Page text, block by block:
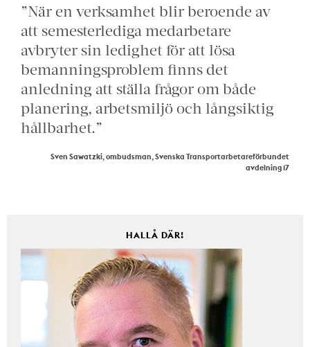
”När en verksamhet blir beroende av
att semesterlediga medarbetare
avbryter sin ledighet för att lösa
bemanningsproblem finns det
anledning att ställa frågor om både
planering, arbetsmiljö och långsiktig
hållbarhet.”
Sven Sawatzki, ombudsman, Svenska Transportarbetareförbundet
avdelning 17
HALLÅ DÄR!